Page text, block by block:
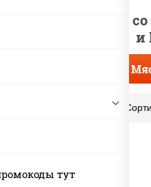
тут
Мясные пиццы
и